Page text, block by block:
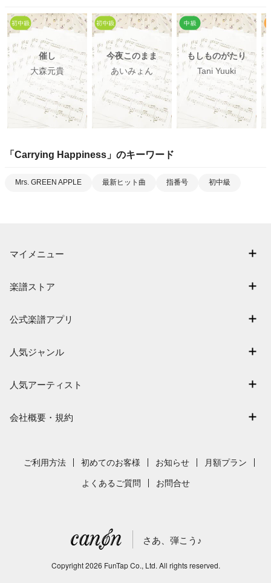
催し
大森元貴
今夜このまま
あいみょん
もしものがたり
Tani Yuuki
「 Carrying Happiness 」のキーワード
Mrs. GREEN APPLE 最新ヒット曲 指番号 初中級
マイメニュー
退会はこちら
楽譜ストア
難易度別に探す
まもなく配信
指番号対応の楽譜
公式楽譜アプリ
人気ジャンル
保育
発表会
人気アーティスト
新沢としひこ
会社概要・規約
採用情報
サイトマップ
ご利用方法 初めてのお客様 お知らせ 月額プラン
よくあるご質問 お問合せ
さあ、弾こう♪
Copyright2026 FunTap Co., Ltd. All rights reserved.